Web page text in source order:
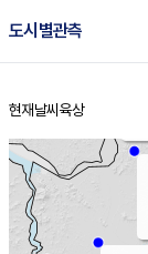
도시별관측
홈
현재날씨 육상